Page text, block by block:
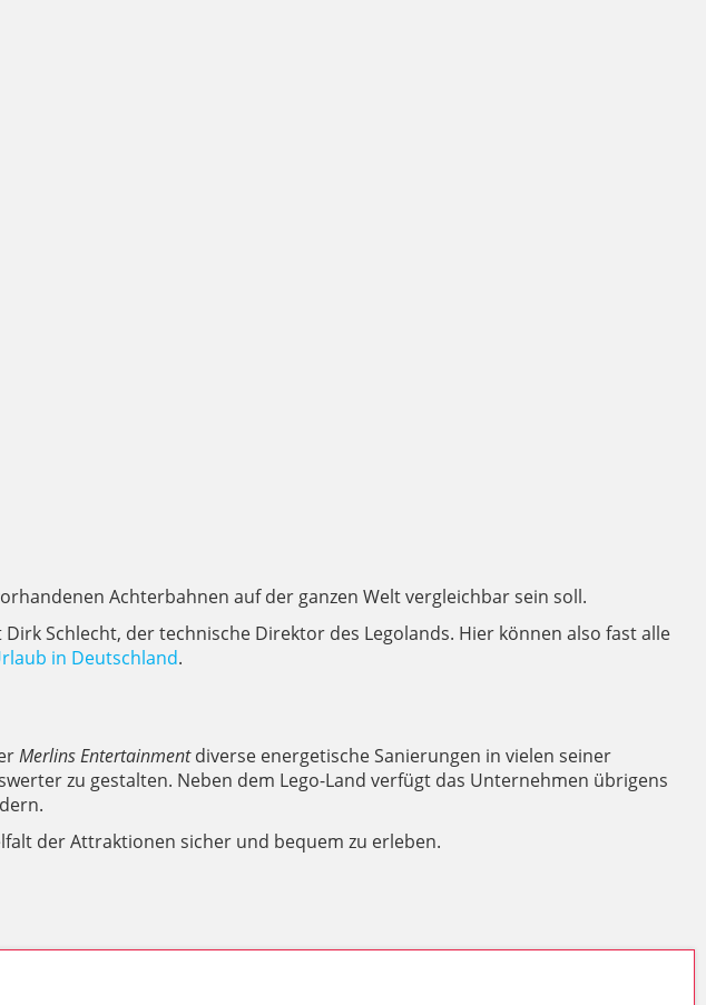
Achterbahnen auf der ganzen Welt vergleichbar sein soll.
Schlecht, der technische Direktor des Legolands. Hier können also fast alle
in Deutschland.
Merlins Entertainmentdiverse energetische Sanierungen in vielen seiner
zu gestalten. Neben dem Lego-Land verfügt das Unternehmen übrigens
der Attraktionen sicher und bequem zu erleben.